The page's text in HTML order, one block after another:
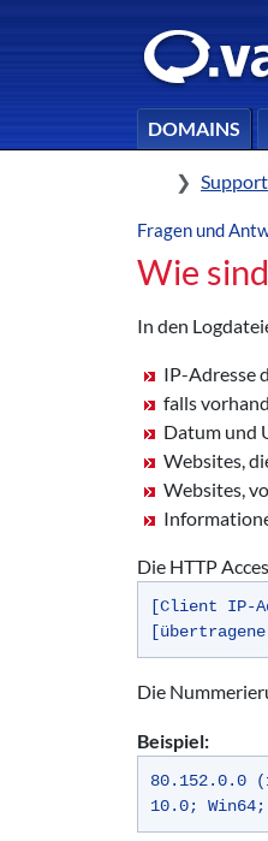
DOMAINS
HomeSupport
Fragen und
Wie
In den
IP-Adresse
falls
Datum und
Websites,
Websites,
Die HTTP
[Client IP-
Die
Beispiel:
80.152.0.0
10.0;